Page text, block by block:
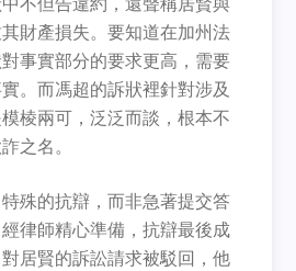
不但告違約，還聲稱居賢與
財產損失。要知道在加州法
事實部分的要求更高，需要
。而馮超的訴狀裡針對涉及
棱兩可，泛泛而談，根本不
之名。
殊的抗辯，而非急著提交答
律師精心準備，抗辯最後成
居賢的訴訟請求被駁回，他